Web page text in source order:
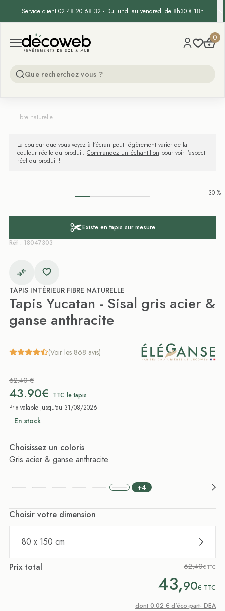
Service client 02 48 20 68 32 - Du lundi au vendredi de 8h30 à 18h
Open menu
Decoweb 0
...Fibre naturelle
La couleur que vous voyez à l’écran peut légèrement varier de la
couleur réelle du produit. Commandez un échantillon pour voir l’aspect
réel du produit !
-30 %
Existe en tapis sur mesure
Réf : 18047303
TAPIS INTÉRIEUR FIBRE NATURELLE
Tapis Yucatan - Sisal gris acier &
ganse anthracite
(Voir les 868 avis)
62.40 €
43.90€ TTC le tapis
Prix valable jusqu'au 31/08/2026
En stock
Choisissez un coloris
Gris acier & ganse anthracite
+4
Choisir votre dimension
80 x 150 cm
Prix total 62,40€ TTC
43,90€ TTC
dont 0.02 € d'éco-part- DEA